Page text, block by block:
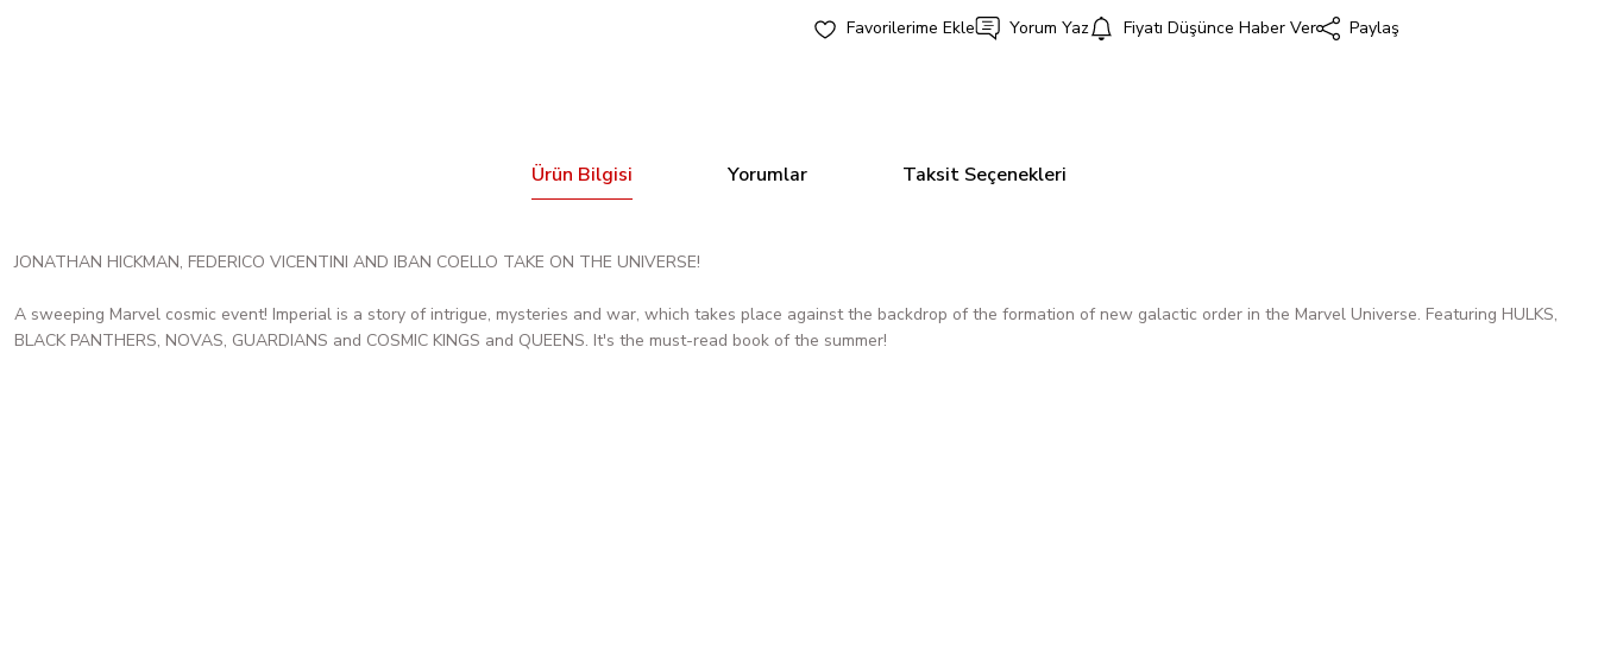
Yorum Yaz Fiyatı Düşünce Haber Ver Paylaş
Ürün Bilgisi Yorumlar Taksit Seçenekleri
JONATHAN HICKMAN, FEDERICO VICENTINI AND IBAN COELLO TAKE ON THE UNIVERSE!
A sweeping Marvel cosmic event! Imperial is a story of intrigue, mysteries and war, which takes place against the backdrop of the formation of new galactic order in the Marvel Universe. Featuring HULKS,
BLACK PANTHERS, NOVAS, GUARDIANS and COSMIC KINGS and QUEENS. It's the must-read book of the summer!